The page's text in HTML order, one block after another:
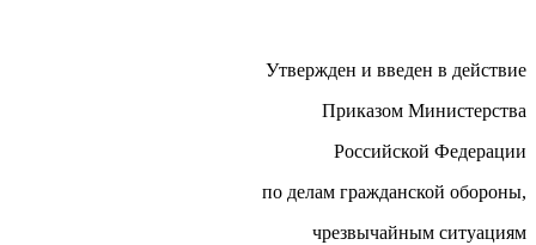
Утвержден и введен в действие
Приказом Министерства
Российской Федерации
по делам гражданской обороны,
чрезвычайным ситуациям